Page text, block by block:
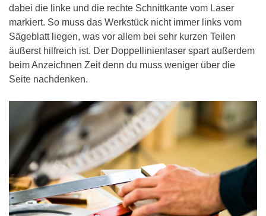
dabei die linke und die rechte Schnittkante vom Laser
markiert. So muss das Werkstück nicht immer links vom
Sägeblatt liegen, was vor allem bei sehr kurzen Teilen
äußerst hilfreich ist. Der Doppellinienlaser spart außerdem
beim Anzeichnen Zeit denn du muss weniger über die
Seite nachdenken.